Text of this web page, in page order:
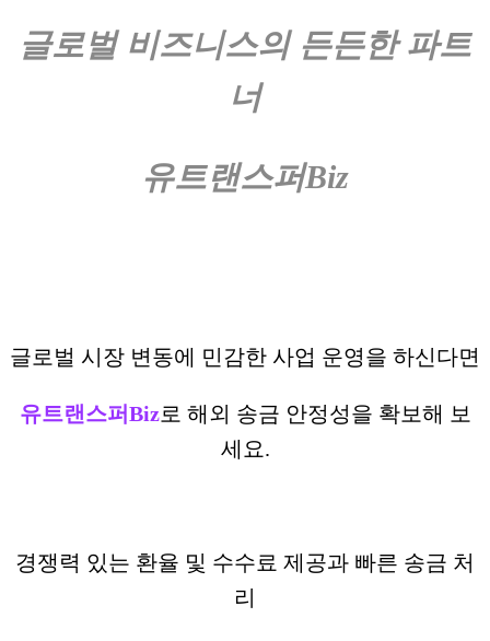
글로벌 비즈니스의 든든한 파트
너
유트랜스퍼Biz
글로벌 시장 변동에 민감한 사업 운영을 하신다면
유트랜스퍼Biz로 해외 송금 안정성을 확보해 보
세요.
경쟁력 있는 환율 및 수수료 제공과 빠른 송금 처
리